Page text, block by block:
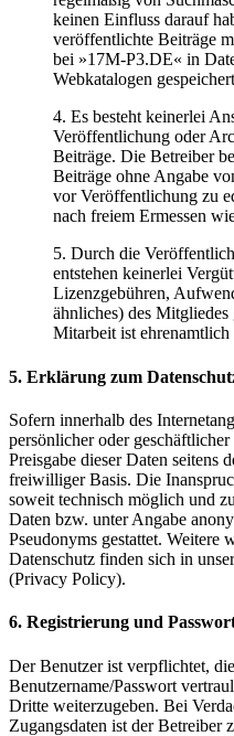
keinen Einfluss darauf
veröffentlichte Beiträge
bei »17M-P3.DE« in
Webkatalogen
4. Es besteht keinerlei
Veröffentlichung oder
Beiträge. Die Betreiber
Beiträge ohne Angabe
vor Veröffentlichung zu
nach freiem Ermessen
5. Durch die
entstehen keinerlei
Lizenzgebühren,
ähnliches) des
Mitarbeit ist
5. Erklärung zum
Sofern innerhalb des
persönlicher oder
Preisgabe dieser Daten seitens
freiwilliger Basis. Die
soweit technisch möglich und
Daten bzw. unter Angabe
Pseudonyms gestattet. Weitere
Datenschutz finden sich in
(Privacy Policy).
6. Registrierung und
Der Benutzer ist verpflichtet,
Benutzername/Passwort
Dritte weiterzugeben. Bei
Zugangsdaten ist der Betreiber